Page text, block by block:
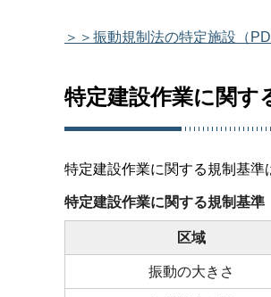
＞＞振動規制法の特定施設（
特定建設作業に関す
特定建設作業に関する規制基準
特定建設作業に関する規制基準
区域
振動の大きさ